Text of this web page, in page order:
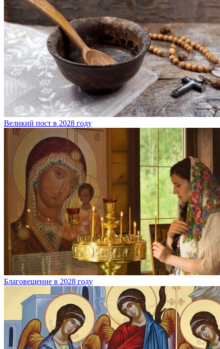
Великий пост в 2028 году
Благовещение в 2028 году